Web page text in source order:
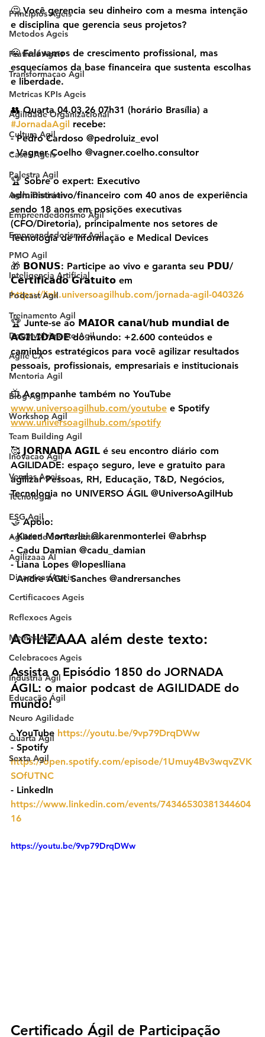
Principios Ageis
Metodos Ageis
Praticas Ageis
Transformacao Agil
Metricas KPIs Ageis
Agilidade Organizacional
Cultura Agil
Cases Ageis
Palestra Agil
Agile Decision
Empreendedorismo Ágil
Empreendedorismo Agil
PMO Agil
Inteligencia Artificial
Podcast Agil
Treinamento Agil
Desenvolvimento Agil
Agile CX
Mentoria Agil
Blog Agil
Workshop Agil
Team Building Agil
Inovacao Agil
Vendas Ageis
Tecnologia
ESG Agil
Agilidade em Produtos
Agilizaaa AI
Dinamicas Ageis
Certificacoes Ageis
Reflexoes Ageis
Memes Ageis
Celebracoes Ageis
Industria Agil
Educação Ágil
Neuro Agilidade
Quarta Agil
Sexta Agil
🤔 Você gerencia seu dinheiro com a mesma intenção
e disciplina que gerencia seus projetos?
😬 Falávamos de crescimento profissional, mas
esquecíamos da base financeira que sustenta escolhas
e liberdade.
👥 Quarta 04.03.26 07h31 (horário Brasília) a
#JornadaAgil recebe:
- Pedro Cardoso @pedroluiz_evol
- Vagner Coelho @vagner.coelho.consultor
🏆 Sobre o expert: Executivo
administrativo/financeiro com 40 anos de experiência
sendo 18 anos em posições executivas
(CFO/Diretoria), principalmente nos setores de
Tecnologia de Informação e Medical Devices
🎁 𝗕𝗢𝗡𝗨𝗦: Participe ao vivo e garanta seu 𝗣𝗗𝗨/
𝗖𝗲𝗿𝘁𝗶𝗳𝗶𝗰𝗮𝗱𝗼 𝗚𝗿𝗮𝘁𝘂𝗶𝘁𝗼 em
https://link.universoagilhub.com/jornada-agil-040326
🏆 Junte-se ao 𝗠𝗔𝗜𝗢𝗥 𝗰𝗮𝗻𝗮𝗹/𝗵𝘂𝗯 𝗺𝘂𝗻𝗱𝗶𝗮𝗹 𝗱𝗲
𝗔𝗚𝗜𝗟𝗜𝗗𝗔𝗗𝗘 do mundo: +2.600 conteúdos e
caminhos estratégicos para você agilizar resultados
pessoais, profissionais, empresariais e institucionais
📺 Acompanhe também no YouTube
www.universoagilhub.com/youtube e Spotify
www.universoagilhub.com/spotify
🥰 𝗝𝗢𝗥𝗡𝗔𝗗𝗔 𝗔𝗚𝗜𝗟 é seu encontro diário com
AGILIDADE: espaço seguro, leve e gratuito para
agilizar Pessoas, RH, Educação, T&D, Negócios,
Tecnologia no UNIVERSO ÁGIL @UniversoAgilHub
🤝 Apoio:
- Karen Monterlei @karenmonterlei @abrhsp
- Cadu Damian @cadu_damian
- Liana Lopes @lopeslliana
- Andre ÁGIL Sanches @andrersanches
AGILIZAAA além deste texto:
Assista o Episódio 1850 do JORNADA
ÁGIL: o maior podcast de AGILIDADE do
mundo!
- YouTube https://youtu.be/9vp79DrqDWw
- ⁠Spotify
https://open.spotify.com/episode/1Umuy4Bv3wqvZVK
SOfUTNC
- ⁠LinkedIn
https://www.linkedin.com/events/74346530381344604
16
https://youtu.be/9vp79DrqDWw
Certificado Ágil de Participação